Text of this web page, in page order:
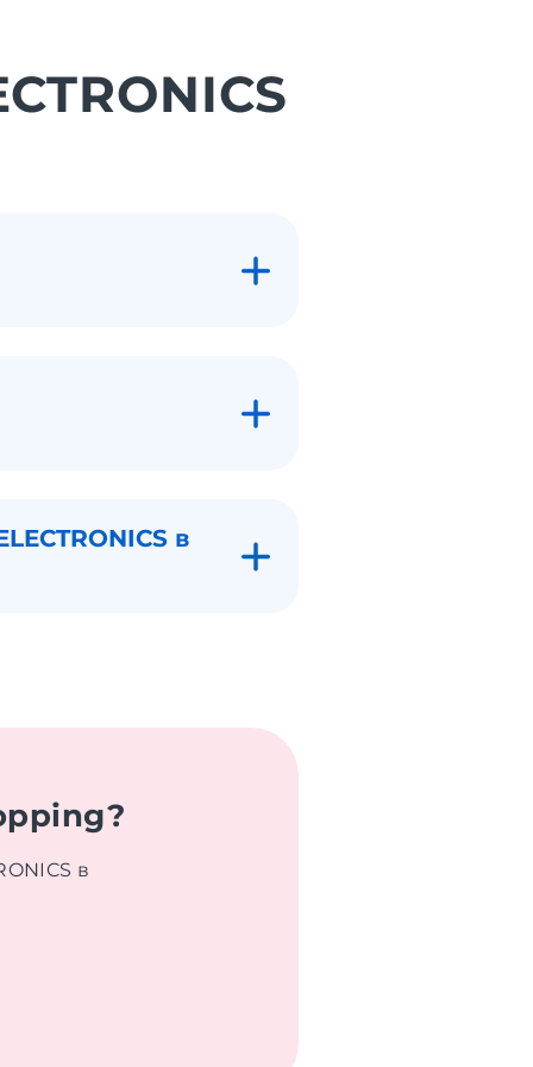
в
в